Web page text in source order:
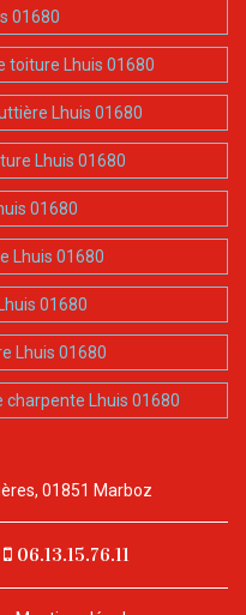
01680
toiture Lhuis 01680
Lhuis 01680
Lhuis 01680
01680
Lhuis 01680
01680
Lhuis 01680
Lhuis 01680
01851 Marboz
06.13.15.76.11